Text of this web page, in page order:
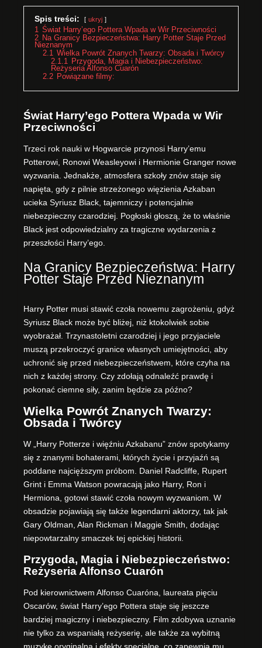
Spis treści: ukryj
1 Świat Harry’ego Pottera Wpada w Wir Przeciwności
2 Na Granicy Bezpieczeństwa: Harry Potter Staje Przed
Nieznanym
2.1 Wielka Powrót Znanych Twarzy: Obsada i Twórcy
2.1.1 Przygoda, Magia i Niebezpieczeństwo:
Reżyseria Alfonso Cuarón
2.2 Powiązane filmy:
Świat Harry’ego Pottera Wpada w Wir
Przeciwności
Trzeci rok nauki w Hogwarcie przynosi Harry’emu
Potterowi, Ronowi Weasleyowi i Hermionie Granger nowe
wyzwania. Jednakże, atmosfera szkoły znów staje się
napięta, gdy z pilnie strzeżonego więzienia Azkaban
ucieka Syriusz Black, tajemniczy i potencjalnie
niebezpieczny czarodziej. Pogłoski głoszą, że to właśnie
Black jest odpowiedzialny za tragiczne wydarzenia z
przeszłości Harry’ego.
Na Granicy Bezpieczeństwa: Harry
Potter Staje Przed Nieznanym
Harry Potter musi stawić czoła nowemu zagrożeniu, gdyż
Syriusz Black może być bliżej, niż ktokolwiek sobie
wyobrażał. Trzynastoletni czarodziej i jego przyjaciele
muszą przekroczyć granice własnych umiejętności, aby
uchronić się przed niebezpieczeństwem, które czyha na
nich z każdej strony. Czy zdołają odnaleźć prawdę i
pokonać ciemne siły, zanim będzie za późno?
Wielka Powrót Znanych Twarzy:
Obsada i Twórcy
W „Harry Potterze i więźniu Azkabanu” znów spotykamy
się z znanymi bohaterami, których życie i przyjaźń są
poddane najcięższym próbom. Daniel Radcliffe, Rupert
Grint i Emma Watson powracają jako Harry, Ron i
Hermiona, gotowi stawić czoła nowym wyzwaniom. W
obsadzie pojawiają się także legendarni aktorzy, tak jak
Gary Oldman, Alan Rickman i Maggie Smith, dodając
niepowtarzalny smaczek tej epickiej historii.
Przygoda, Magia i Niebezpieczeństwo:
Reżyseria Alfonso Cuarón
Pod kierownictwem Alfonso Cuaróna, laureata pięciu
Oscarów, świat Harry’ego Pottera staje się jeszcze
bardziej magiczny i niebezpieczny. Film zdobywa uznanie
nie tylko za wspaniałą reżyserię, ale także za wybitną